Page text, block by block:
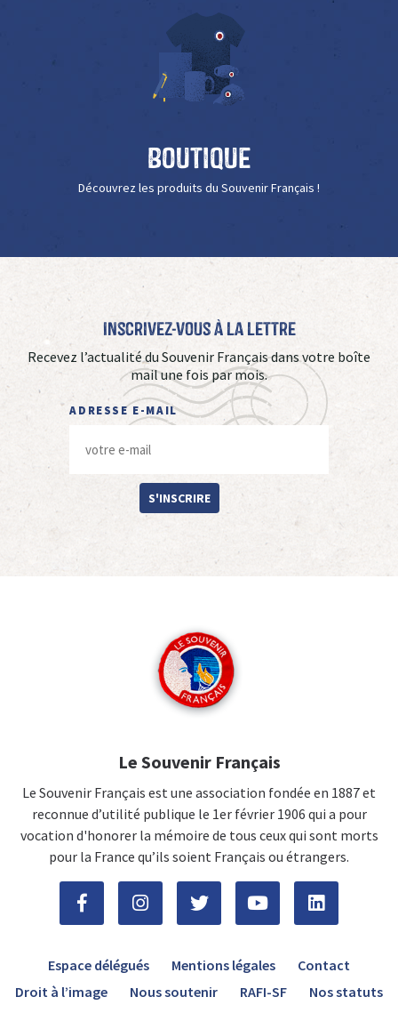
Boutique
Découvrez les produits du Souvenir Français !
Inscrivez-vous à La Lettre
Recevez l’actualité du Souvenir Français dans votre boîte
mail une fois par mois.
ADRESSE E-MAIL
S'INSCRIRE
Le Souvenir Français
Le Souvenir Français est une association fondée en 1887 et
reconnue d’utilité publique le 1er février 1906 qui a pour
vocation d'honorer la mémoire de tous ceux qui sont morts
pour la France qu’ils soient Français ou étrangers.
Espace délégués Mentions légales
Contact
Droit à l’image
Nous soutenir RAFI-SF Nos statuts